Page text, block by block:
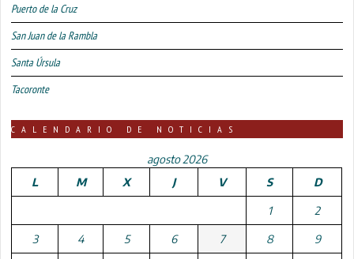
Puerto de la Cruz
San Juan de la Rambla
Santa Úrsula
Tacoronte
CALENDARIO DE NOTICIAS
agosto 2026
L
M X J V S D
1 2
3 4 5 6 7 8 9